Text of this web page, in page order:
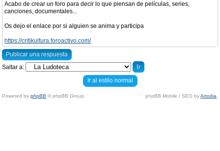
Acabo de crear un foro para decir lo que piensan de películas, series,
canciones, documentales...
Os dejo el enlace por si alguien se anima y participa
https://critikultura.foroactivo.com/
Publicar una respuesta
Saltar a:
Ir al estilo normal
Powered by phpBB © phpBB Group. phpBB Mobile / SEO byArtodia